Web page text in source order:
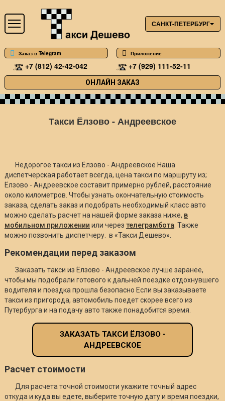
САНКТ-ПЕТЕРБУРГ
Заказ в Telegram Приложение
+7 (812) 42-42-042 +7 (929) 111-52-11
ОНЛАЙН ЗАКАЗ
Такси Ёлзово - Андреевское
Недорогое такси из Ёлзово - Андреевское Наша
диспетчерская работает всегда, цена такси по маршруту из;
Ёлзово - Андреевское составит примерно рублей, расстояние
около километров. Чтобы узнать окончательную стоимость
заказа, сделать заказ и подобрать необходимый класс авто
можно сделать расчет на нашей форме заказа ниже, в
мобильном приложении или через телеграмбота . Также
можно позвонить диспетчеру. в «Такси Дешево».
Рекомендации перед заказом
Заказать такси из Ёлзово - Андреевское лучше заранее,
чтобы мы подобрали готового к дальней поездке отдохнувшего
водителя и поездка прошла безопасно Если вы заказываете
такси из пригорода, автомобиль поедет скорее всего из
Путербурга и на подачу авто также понадобится время.
ЗАКАЗАТЬ ТАКСИ ЁЛЗОВО -
АНДРЕЕВСКОЕ
Расчет стоимости
Для расчета точной стоимости укажите точный адрес
откуда и куда вы едете, выберите точную дату и время поездки,